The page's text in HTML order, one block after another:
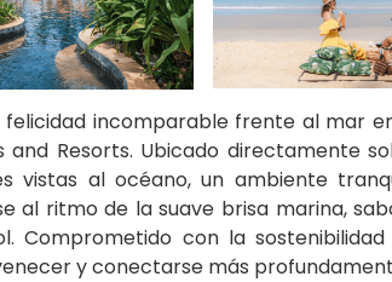
felicidad incomparable frente al mar
and Resorts. Ubicado directamente
vistas al océano, un ambiente
al ritmo de la suave brisa marina,
Comprometido con la
y conectarse más